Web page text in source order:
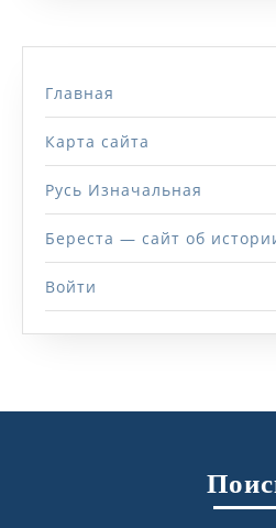
Главная
Карта сайта
Русь Изначальная
Береста — сайт об
Войти